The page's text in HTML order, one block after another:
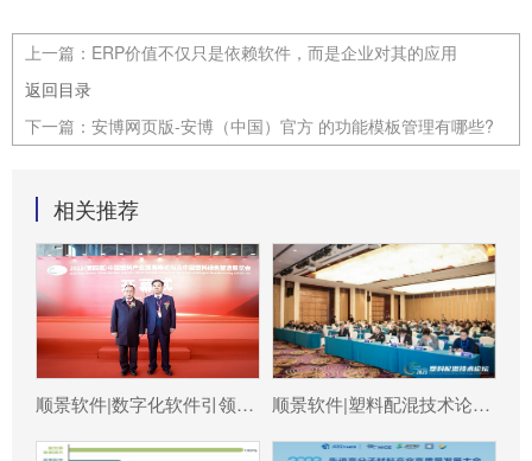
上一篇： ERP价值不仅只是依赖软件，而是企业对其的应用
返回目录
下一篇： 安博网页版-安博（中国）官方 的功能模板管理有哪些?
相关推荐
顺景软件|数字化软件引领新材料产业绿色智造新篇章 顺景软件|塑料配混技术论坛上展示数字化的力量